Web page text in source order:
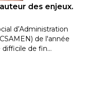
des enjeux.
d’Administration
de l'année
difficile de fin…